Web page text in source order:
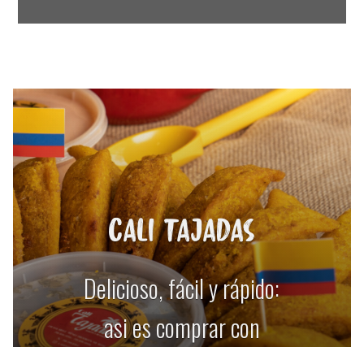
CALI TAJADAS
Delicioso, fácil y rápido:
asi es comprar con